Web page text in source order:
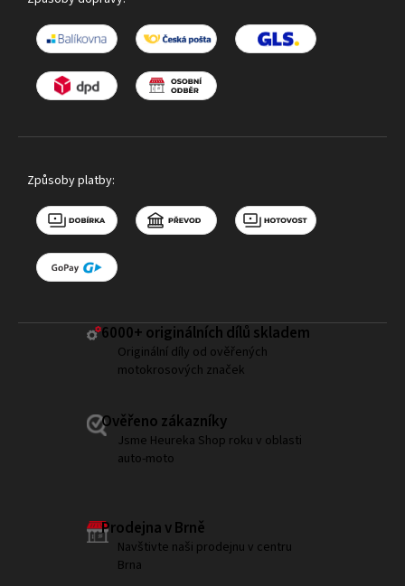
Způsoby platby:
6000+ ​originálních dílů skladem
Originální díly od ověřených
motokrosových značek
Ověřeno zákazníky
Jsme Heureka Shop roku v oblasti
auto-moto
Prodejna v Brně
Navštivte naši prodejnu v centru
Brna